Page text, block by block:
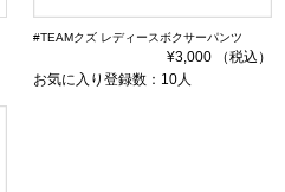
#TEAMクズ レディースボクサーパンツ
¥3,000 （税込）
お気に入り登録数：10人